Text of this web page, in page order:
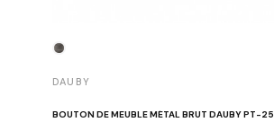
DAUBY
BOUTON DE MEUBLE MÉTAL BRUT DAUBY PT-25